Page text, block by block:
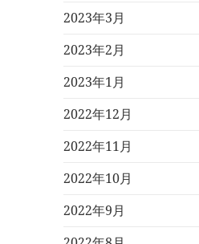
2023年3月
2023年2月
2023年1月
2022年12月
2022年11月
2022年10月
2022年9月